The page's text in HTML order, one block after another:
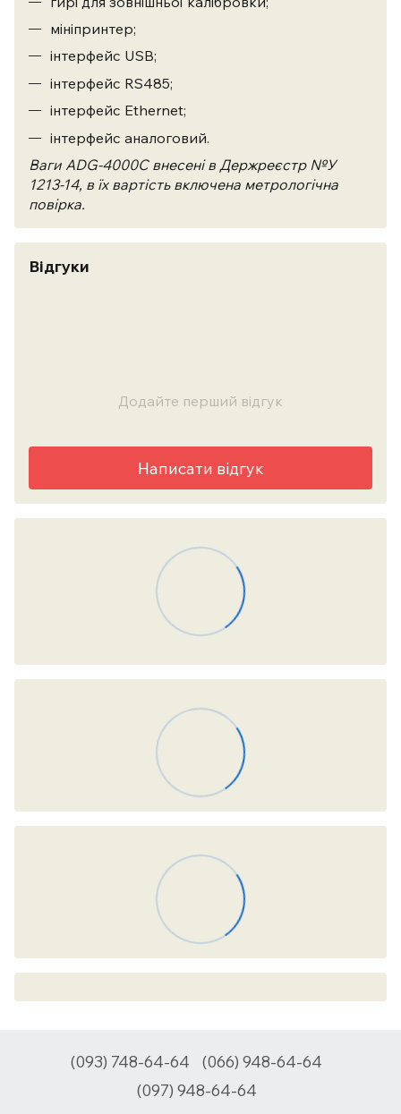
мініпринтер;
інтерфейс USB;
інтерфейс RS485;
інтерфейс Ethernet;
інтерфейс аналоговий.
Ваги ADG-4000Cвнесені в Держреєстр №У
1213-14, в їх вартість включена метрологічна
повірка.
Відгуки
Додайте перший відгук
Написати відгук
(093) 748-64-64
(066) 948-64-64
(097) 948-64-64